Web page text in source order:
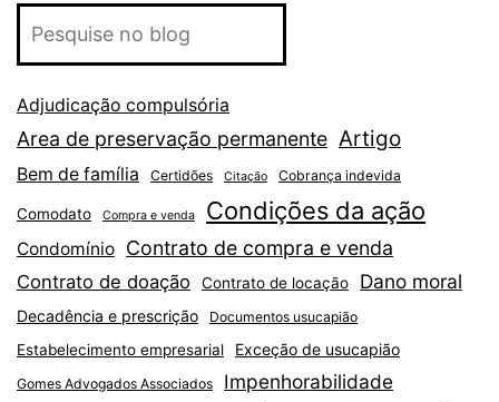
Adjudicação compulsória
Area de preservação permanente Artigo
Bem de família Certidões Citação Cobrança indevida
Comodato Compra e venda Condições da ação
Condomínio Contrato de compra e venda
Contrato de doação Contrato de locação Dano moral
Decadência e prescrição Documentos usucapião
Estabelecimento empresarial Exceção de usucapião
Gomes Advogados Associados Impenhorabilidade